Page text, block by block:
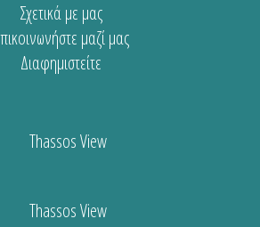
Σχετικά με μας
μαζί μας
Διαφημιστείτε